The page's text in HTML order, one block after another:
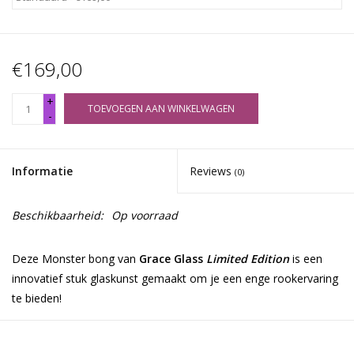
€169,00
+
-
TOEVOEGEN AAN WINKELWAGEN
Informatie Reviews (0)
Beschikbaarheid: Op voorraad
Deze Monster bong van Grace Glass Limited Edition is een
innovatief stuk glaskunst gemaakt om je een enge rookervaring
te bieden!